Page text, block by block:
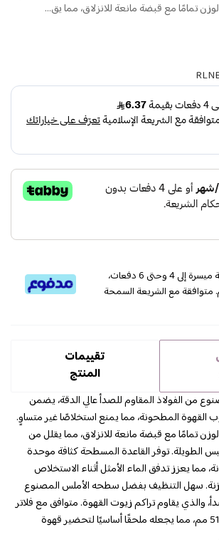
تمامًا مع قبضة مانعة للانزلاق، مما يق...
قسم دفعاتك بطريقة ميسرة إلى 4 وحتى 6 دفعات،
متوافقة مع الشريعة السمحة
تقييمات
المنتج
من الفولاذ المقاوم للصدأ عالي الدقة، يضمن
القهوة المطحونة، مما يمنع استخلاصًا غير متساوٍ.
تمامًا مع قبضة مانعة للانزلاق، مما يقلل من
الطويلة. توفر القاعدة المسطحة كثافة موحدة
مما يعزز تدفق الماء الأمثل أثناء الاستخلاص
سهل التنظيف بفضل سطحه الأملس المصنوع
والذي يقاوم تراكم زيوت القهوة. متوافق مع فلاتر
القهوة القياسية مقاس 51 مم، مما يجعله ملحقًا أساسيًا لتحضير قهوة